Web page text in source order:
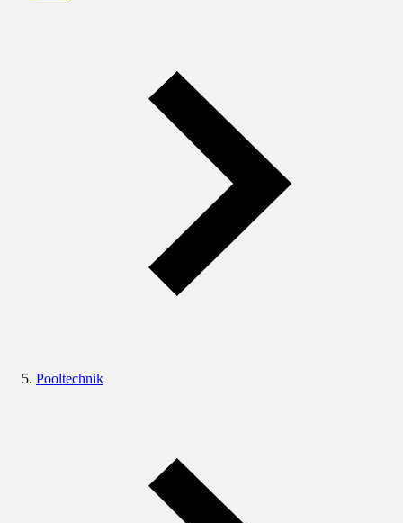
Pooltechnik